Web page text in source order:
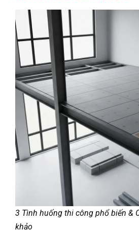
3 Tình huống thi công phổ biến &
khảo